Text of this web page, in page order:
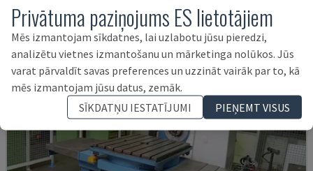
Privātuma paziņojums ES lietotājiem
Mēs izmantojam sīkdatnes, lai uzlabotu jūsu pieredzi,
analizētu vietnes izmantošanu un mārketinga nolūkos. Jūs
varat pārvaldīt savas preferences un uzzināt vairāk par to, kā
mēs izmantojam jūsu datus, zemāk.
SĪKDATŅU IESTATĪJUMI
PIEŅEMT VISUS